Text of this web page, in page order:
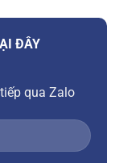
ĐÂY
qua Zalo